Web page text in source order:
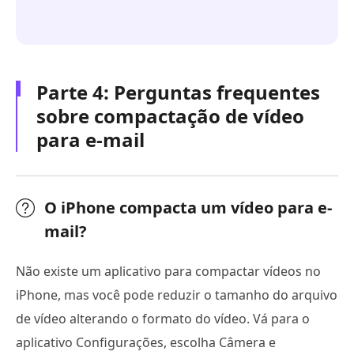
Parte 4: Perguntas frequentes
sobre compactação de vídeo
para e-mail
O iPhone compacta um vídeo para e-
mail?
Não existe um aplicativo para compactar vídeos no
iPhone, mas você pode reduzir o tamanho do arquivo
de vídeo alterando o formato do vídeo. Vá para o
aplicativo Configurações, escolha Câmera e